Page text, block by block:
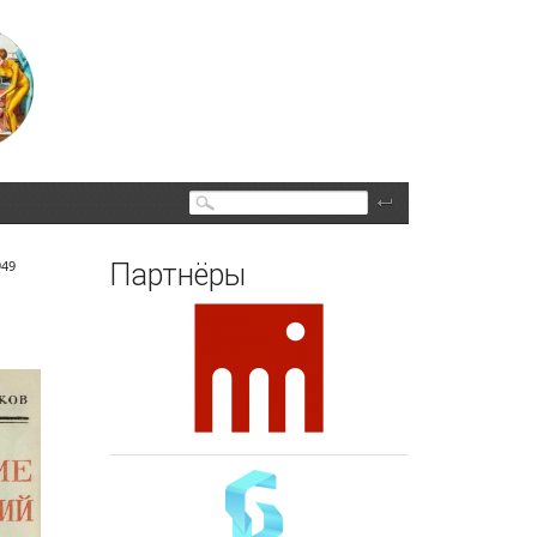
Поиск
Партнёры